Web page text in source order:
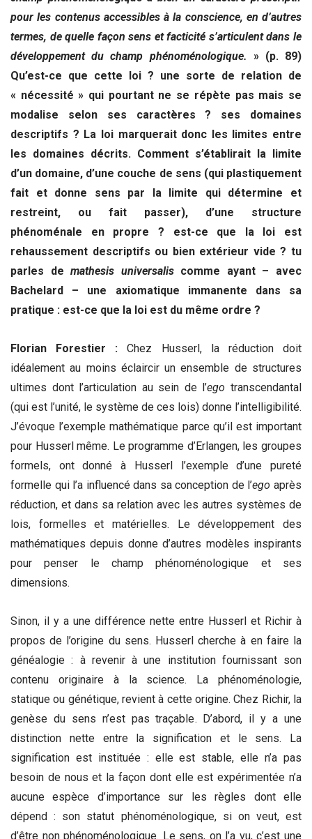
pour les contenus accessibles à la conscience, en d’autres
termes, de quelle façon sens et facticité s’articulent dans le
développement du champ phénoménologique. » (p. 89)
Qu’est-ce que cette loi ? une sorte de relation de
« nécessité » qui pourtant ne se répète pas mais se
modalise selon ses caractères ? ses domaines
descriptifs ? La loi marquerait donc les limites entre
les domaines décrits. Comment s’établirait la limite
d’un domaine, d’une couche de sens (qui plastiquement
fait et donne sens par la limite qui détermine et
restreint, ou fait passer), d’une structure
phénoménale en propre ? est-ce que la loi est
rehaussement descriptifs ou bien extérieur vide ? tu
parles de mathesis universaliscomme ayant – avec
Bachelard – une axiomatique immanente dans sa
pratique : est-ce que la loi est du même ordre ?
Florian Forestier : Chez Husserl, la réduction doit
idéalement au moins éclaircir un ensemble de structures
ultimes dont l’articulation au sein de l’ego transcendantal
(qui est l’unité, le système de ces lois) donne l’intelligibilité.
J’évoque l’exemple mathématique parce qu’il est important
pour Husserl même. Le programme d’Erlangen, les groupes
formels, ont donné à Husserl l’exemple d’une pureté
formelle qui l’a influencé dans sa conception de l’ego après
réduction, et dans sa relation avec les autres systèmes de
lois, formelles et matérielles. Le développement des
mathématiques depuis donne d’autres modèles inspirants
pour penser le champ phénoménologique et ses
dimensions.
Sinon, il y a une différence nette entre Husserl et Richir à
propos de l’origine du sens. Husserl cherche à en faire la
généalogie : à revenir à une institution fournissant son
contenu originaire à la science. La phénoménologie,
statique ou génétique, revient à cette origine. Chez Richir, la
genèse du sens n’est pas traçable. D’abord, il y a une
distinction nette entre la signification et le sens. La
signification est instituée : elle est stable, elle n’a pas
besoin de nous et la façon dont elle est expérimentée n’a
aucune espèce d’importance sur les règles dont elle
dépend : son statut phénoménologique, si on veut, est
d’être non phénoménologique. Le sens, on l’a vu, c’est une